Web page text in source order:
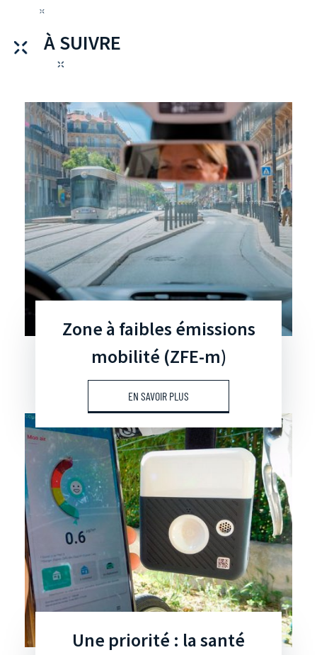
À SUIVRE
Zone à faibles émissions
mobilité (ZFE-m)
EN SAVOIR PLUS
Une priorité : la santé